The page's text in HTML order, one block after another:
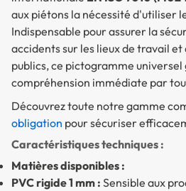
aux piétons la nécessité d'utiliser
Indispensable pour assurer la
accidents sur les lieux de travail et
publics, ce pictogramme
compréhension immédiate par
Découvrez toute notre gamme
obligation pour sécuriser
Caractéristiques techniques :
Matières disponibles :
PVC rigide 1 mm : Sensible aux